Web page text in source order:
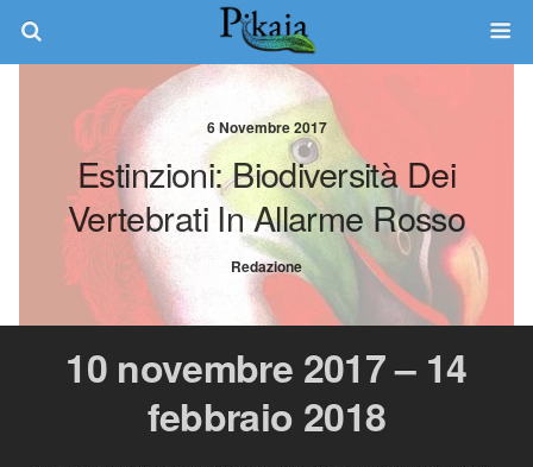
6 Novembre 2017
Estinzioni: Biodiversità Dei
Vertebrati In Allarme Rosso
Redazione
10 novembre 2017 – 14
febbraio 2018